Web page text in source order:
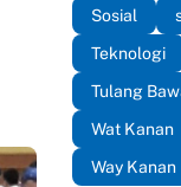
Sosial
Teknologi
Tulang
Wat Kanan
Way Kanan